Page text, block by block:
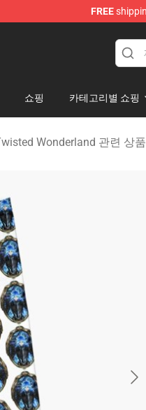
FREE
쇼핑 카테고리별 쇼핑
Wonderland 관련 상품